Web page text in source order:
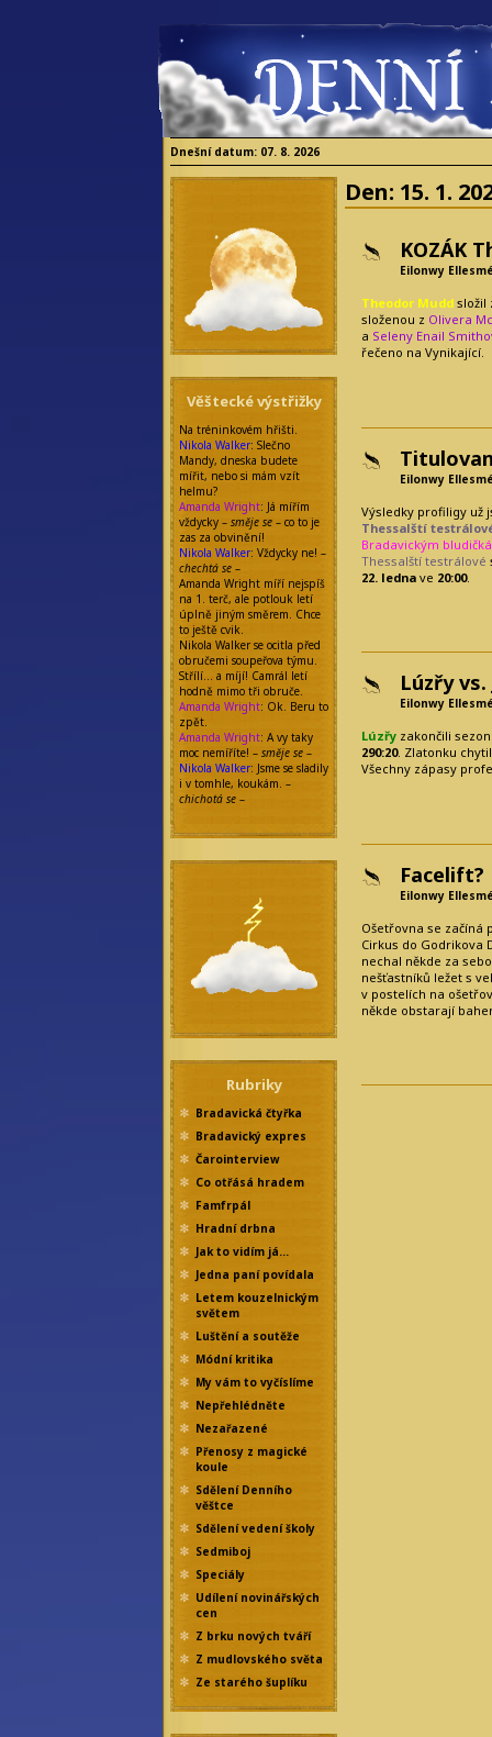
Dnešní datum: 07. 8. 2026
Věštecké výstřižky
Na tréninkovém hřišti.
Nikola Walker: Slečno
Mandy, dneska budete
mířit, nebo si mám vzít
helmu?
Amanda Wright: Já mířím
vždycky – směje se – co to je
zas za obvinění!
Nikola Walker: Vždycky ne! –
chechtá se –
Amanda Wright míří nejspíš
na 1. terč, ale potlouk letí
úplně jiným směrem. Chce
to ještě cvik.
Nikola Walker se ocitla před
obručemi soupeřova týmu.
Střílí… a míjí! Camrál letí
hodně mimo tři obruče.
Amanda Wright: Ok. Beru to
zpět.
Amanda Wright: A vy taky
moc nemíříte! – směje se –
Nikola Walker: Jsme se sladily
i v tomhle, koukám. –
chichotá se –
Rubriky
Bradavická čtyřka
Bradavický expres
Čarointerview
Co otřásá hradem
Famfrpál
Hradní drbna
Jak to vidím já…
Jedna paní povídala
Letem kouzelnickým
světem
Luštění a soutěže
Módní kritika
My vám to vyčíslíme
Nepřehlédněte
Nezařazené
Přenosy z magické
koule
Sdělení Denního
věštce
Sdělení vedení školy
Sedmiboj
Speciály
Udílení novinářských
cen
Z brku nových tváří
Z mudlovského světa
Ze starého šuplíku
Den: 15. 1.
KOZÁK
Eilonwy
Theodor Mudd složil
složenou z Olivera
a Seleny Enail
řečeno na Vynikající.
Eilonwy
Výsledky profiligy už
Thessalští
Bradavickým
Thessalští testrálové
22. ledna ve 20:00.
Lúzřy
Eilonwy
Lúzřy zakončili
290:20. Zlatonku
Všechny zápasy
Facelift?
Eilonwy
Ošetřovna se začíná
Cirkus do Godrikova
nechal někde za
nešťastníků ležet s
v postelích na
někde obstarají